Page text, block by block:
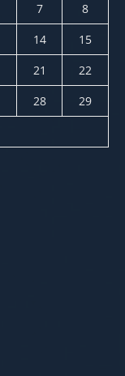
7
8
14
15
21
22
28
29